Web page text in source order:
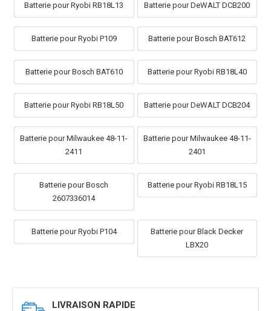
Batterie pour Ryobi RB18L13 Batterie pour DeWALT DCB200
Batterie pour Ryobi P109 Batterie pour Bosch BAT612
Batterie pour Bosch BAT610 Batterie pour Ryobi RB18L40
Batterie pour Ryobi RB18L50 Batterie pour DeWALT DCB204
Batterie pour Milwaukee 48-11-
2411
Batterie pour Milwaukee 48-11-
2401
Batterie pour Bosch
2607336014
Batterie pour Ryobi RB18L15
Batterie pour Ryobi P104
Batterie pour Black Decker
LBX20
LIVRAISON RAPIDE